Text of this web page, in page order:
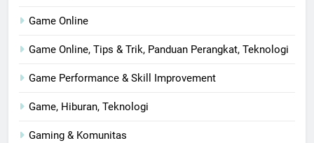
Game Online
Game Online, Tips & Trik, Panduan Perangkat, Teknologi
Game Performance & Skill Improvement
Game, Hiburan, Teknologi
Gaming & Komunitas